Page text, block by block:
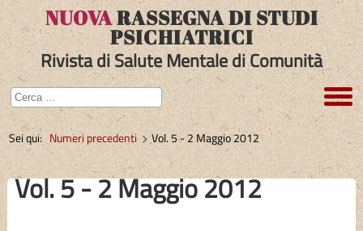
NUOVARASSEGNA DI STUDI
PSICHIATRICI
Rivista di Salute Mentale di Comunità
Sei qui:Numeri precedenti Vol. 5 - 2 Maggio 2012
Vol. 5 - 2 Maggio 2012